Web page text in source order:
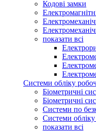
Кодові замки
показати всі
Системи обліку
Біометричні
Біометричні
Системи по
Системи
показати всі